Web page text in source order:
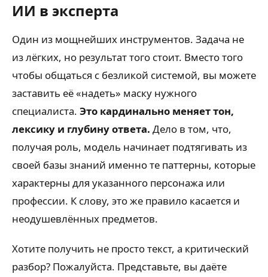
ИИ в эксперта
Один из мощнейших инструментов. Задача не
из лёгких, но результат того стоит. Вместо того
чтобы общаться с безликой системой, вы можете
заставить её «надеть» маску нужного
специалиста. Это кардинально меняет тон,
лексику и глубину ответа. Дело в том, что,
получая роль, модель начинает подтягивать из
своей базы знаний именно те паттерны, которые
характерны для указанного персонажа или
профессии. К слову, это же правило касается и
неодушевлённых предметов.
Хотите получить не просто текст, а критический
разбор? Пожалуйста. Представьте, вы даёте